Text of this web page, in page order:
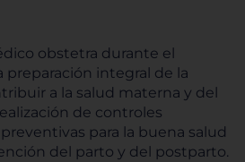
obstetra durante el
preparación integral de la
a la salud materna y del
de controles
para la buena salud
del parto y del postparto.